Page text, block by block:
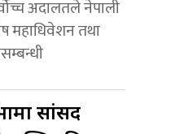
अदालतले नेपाली
महाधिवेशन तथा
सांसद